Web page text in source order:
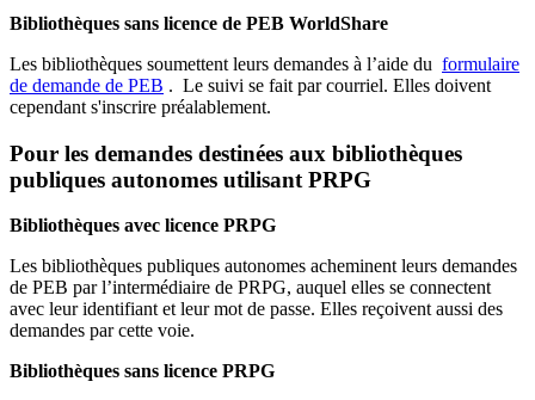
Bibliothèques sans licence de PEB WorldShare
Les bibliothèques soumettent leurs demandes à l’aide du formulaire
de demande de PEB . Le suivi se fait par courriel. Elles doivent
cependant s'inscrire préalablement.
Pour les demandes destinées aux bibliothèques
publiques autonomes utilisant PRPG
Bibliothèques avec licence PRPG
Les bibliothèques publiques autonomes acheminent leurs demandes
de PEB par l’intermédiaire de PRPG, auquel elles se connectent
avec leur identifiant et leur mot de passe. Elles reçoivent aussi des
demandes par cette voie.
Bibliothèques sans licence PRPG